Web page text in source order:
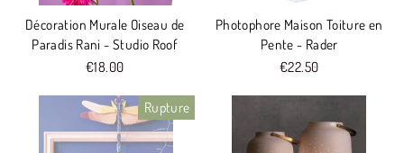
Décoration Murale Oiseau de
Paradis Rani - Studio Roof
€18.00
Photophore Maison Toiture en
Pente - Rader
€22.50
Rupture